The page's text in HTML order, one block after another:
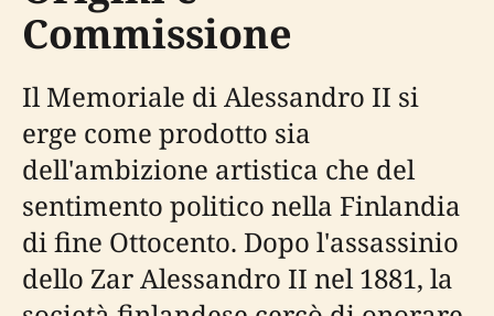
Commissione
Il Memoriale di Alessandro II si
erge come prodotto sia
dell'ambizione artistica che del
sentimento politico nella Finlandia
di fine Ottocento. Dopo l'assassinio
dello Zar Alessandro II nel 1881, la